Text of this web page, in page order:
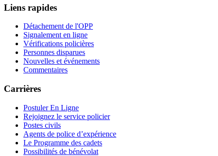
Liens rapides
Détachement de l'OPP
Signalement en ligne
Vérifications policières
Personnes disparues
Nouvelles et événements
Commentaires
Carrières
Postuler En Ligne
Rejoignez le service policier
Postes civils
Agents de police d’expérience
Le Programme des cadets
Possibilités de bénévolat